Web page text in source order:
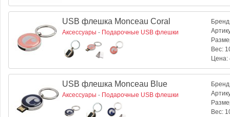
USB флешка Monceau Coral
Аксессуары - Подарочные USB флешки
Вес:
Цена:
USB флешка Monceau Blue
Аксессуары - Подарочные USB флешки
Вес: